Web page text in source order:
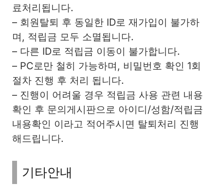
료처리됩니다.
– 회원탈퇴 후 동일한 ID로 재가입이 불가하
며, 적립금 모두 소멸됩니다.
– 다른 ID로 적립금 이동이 불가합니다.
– PC로만 철히 가능하며, 비밀번호 확인 1회
절차 진행 후 처리 됩니다.
– 진행이 어려울 경우 적립금 사용 관련 내용
확인 후 문의게시판으로 아이디/성함/적립금
내용확인 이라고 적어주시면 탈퇴처리 진행
해드립니다.
기타안내